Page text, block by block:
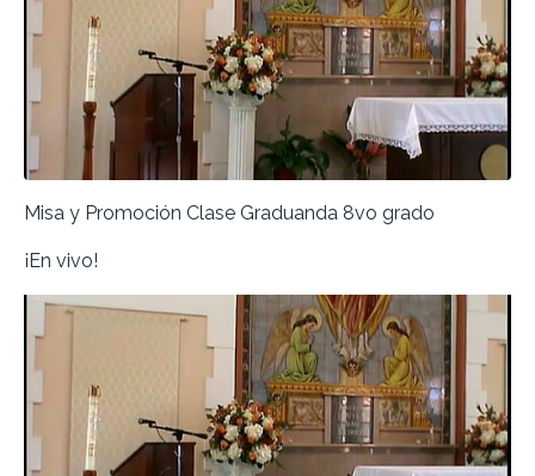
Misa y Promoción Clase Graduanda 8vo grado
¡En vivo!